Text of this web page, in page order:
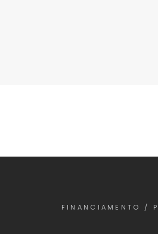
FINANCIAMENTO /